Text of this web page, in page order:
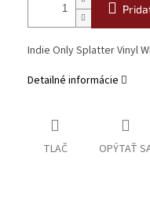
Indie Only Splatter Vinyl
Detailné informácie
TLAČ OPÝTAŤ